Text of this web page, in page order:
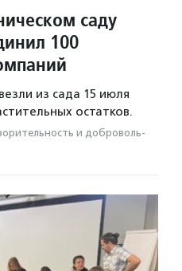
саду
100
из сада 15 июля
остатков.
и доброволь­